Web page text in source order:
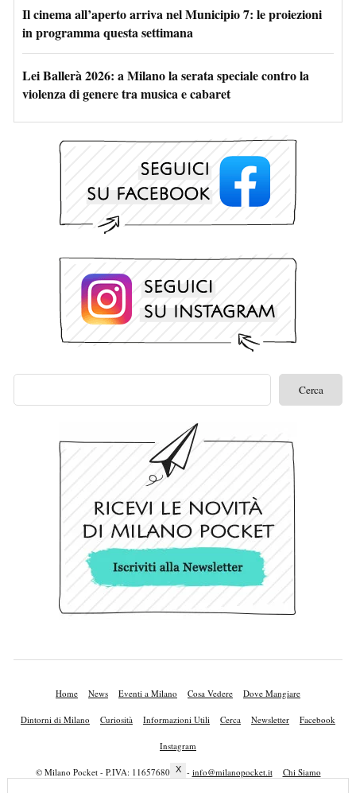
Il cinema all’aperto arriva nel Municipio 7: le proiezioni
in programma questa settimana
Lei Ballerà 2026: a Milano la serata speciale contro la
violenza di genere tra musica e cabaret
Home News Eventi a Milano Cosa Vedere Dove Mangiare
Dintorni di Milano Curiosità Informazioni Utili Cerca Newsletter Facebook
Instagram
© Milano Pocket - P.IVA: 11657680010 - info@milanopocket.it Chi Siamo
X